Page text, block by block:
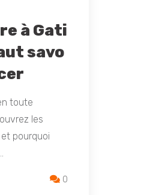
à Gati
savo
toute
les
pourquoi
0